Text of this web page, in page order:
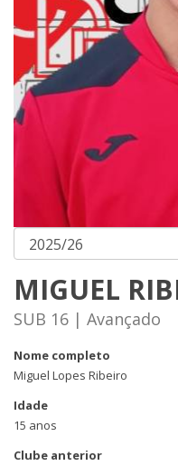
MIGUEL
SUB 16 | Avançado
Nome completo
Miguel Lopes Ribeiro
Idade
15 anos
Clube anterior